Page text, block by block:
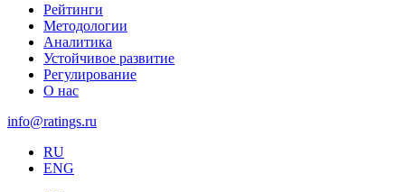
Рейтинги
Методологии
Аналитика
Устойчивое развитие
Регулирование
О нас
info@ratings.ru
RU
ENG